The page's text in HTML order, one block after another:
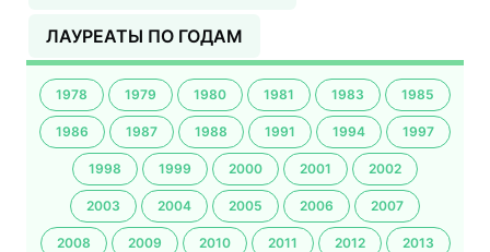
ЛАУРЕАТЫ ПО ГОДАМ
1978 1979 1980 1981 1983 1985
1986 1987 1988 1991 1994 1997
1998 1999 2000 2001 2002
2003 2004 2005 2006 2007
2008 2009 2010 2011 2012 2013